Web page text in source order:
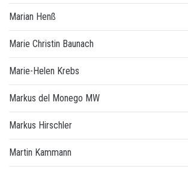
Marian Henß
Marie Christin Baunach
Marie-Helen Krebs
Markus del Monego MW
Markus Hirschler
Martin Kammann